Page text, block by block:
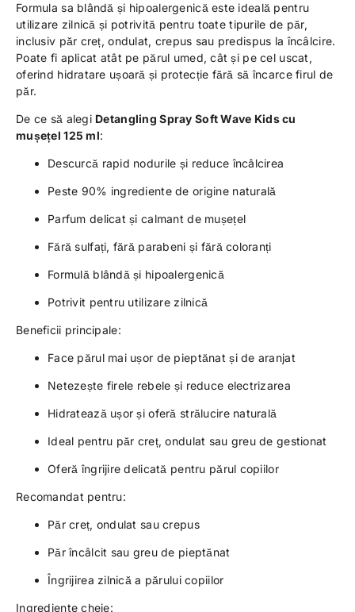
Formula sa blândă și hipoalergenică este ideală pentru
utilizare zilnică și potrivită pentru toate tipurile de păr,
inclusiv păr creț, ondulat, crepus sau predispus la încâlcire.
Poate fi aplicat atât pe părul umed, cât și pe cel uscat,
oferind hidratare ușoară și protecție fără să încarce firul de
păr.
De ce să alegi Detangling Spray Soft Wave Kids cu
mușețel 125 ml:
Descurcă rapid nodurile și reduce încâlcirea
Peste 90% ingrediente de origine naturală
Parfum delicat și calmant de mușețel
Fără sulfați, fără parabeni și fără coloranți
Formulă blândă și hipoalergenică
Potrivit pentru utilizare zilnică
Beneficii principale:
Face părul mai ușor de pieptănat și de aranjat
Netezește firele rebele și reduce electrizarea
Hidratează ușor și oferă strălucire naturală
Ideal pentru păr creț, ondulat sau greu de gestionat
Oferă îngrijire delicată pentru părul copiilor
Recomandat pentru:
Păr creț, ondulat sau crepus
Păr încâlcit sau greu de pieptănat
Îngrijirea zilnică a părului copiilor
Ingrediente cheie: